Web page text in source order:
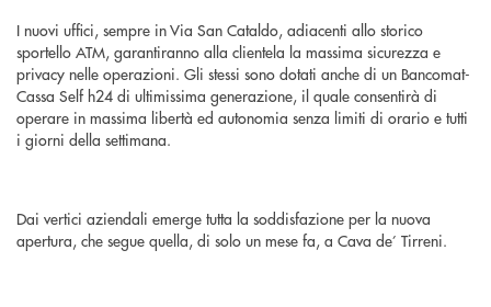
I nuovi uffici, sempre in Via San Cataldo, adiacenti allo storico
sportello ATM, garantiranno alla clientela la massima sicurezza e
privacy nelle operazioni. Gli stessi sono dotati anche di un Bancomat-
Cassa Self h24 di ultimissima generazione, il quale consentirà di
operare in massima libertà ed autonomia senza limiti di orario e tutti
i giorni della settimana.
Dai vertici aziendali emerge tutta la soddisfazione per la nuova
apertura, che segue quella, di solo un mese fa, a Cava de’ Tirreni.